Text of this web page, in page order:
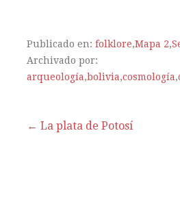
Publicado en: folklore,Mapa 2,
Archivado por:
arqueología,bolivia,cosmología,
← La plata de Potosí